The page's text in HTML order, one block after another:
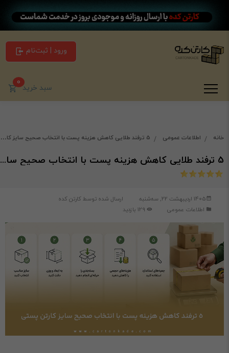
ورود | ثبت‌نام
سبد خرید0
خانه اطلاعات عمومی 5 ترفند طلایی کاهش هزینه پست با انتخاب صحیح سایز کارتن پستی
5 ترفند طلایی کاهش هزینه پست با انتخاب صحیح سایز کارتن پستی
1405 اردیبهشت 22, سه‌شنبه ارسال شده توسطکارتن کده
اطلاعات عمومی